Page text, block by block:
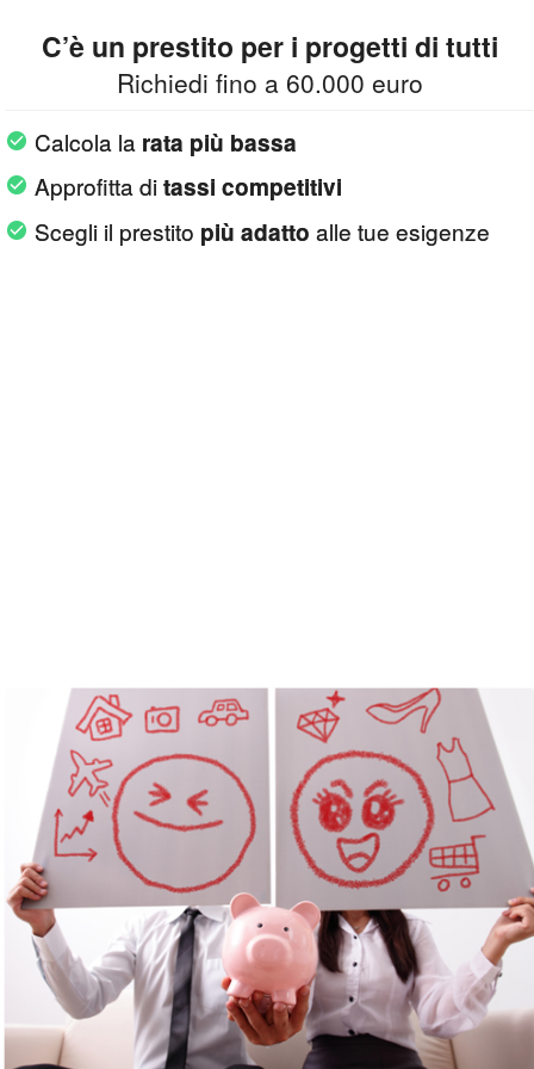
C’è un prestito per i progetti di tutti
Richiedi fino a 60.000 euro
Calcola la rata più bassa
Approfitta ditassi competitivi
Scegli il prestito più adatto alle tue esigenze